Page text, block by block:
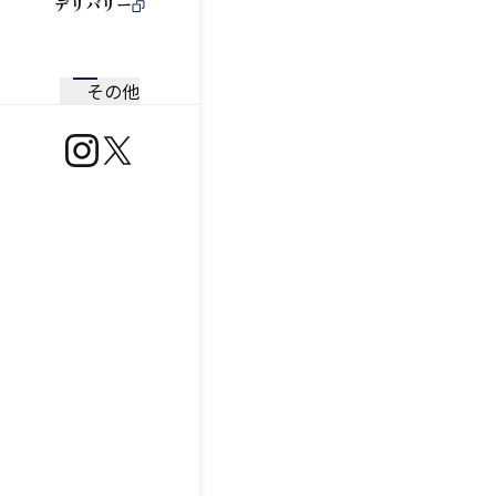
デリバリー
その他
https://www.instagram.com/ootoya.jp/
https://x.com/ootoya_gohan